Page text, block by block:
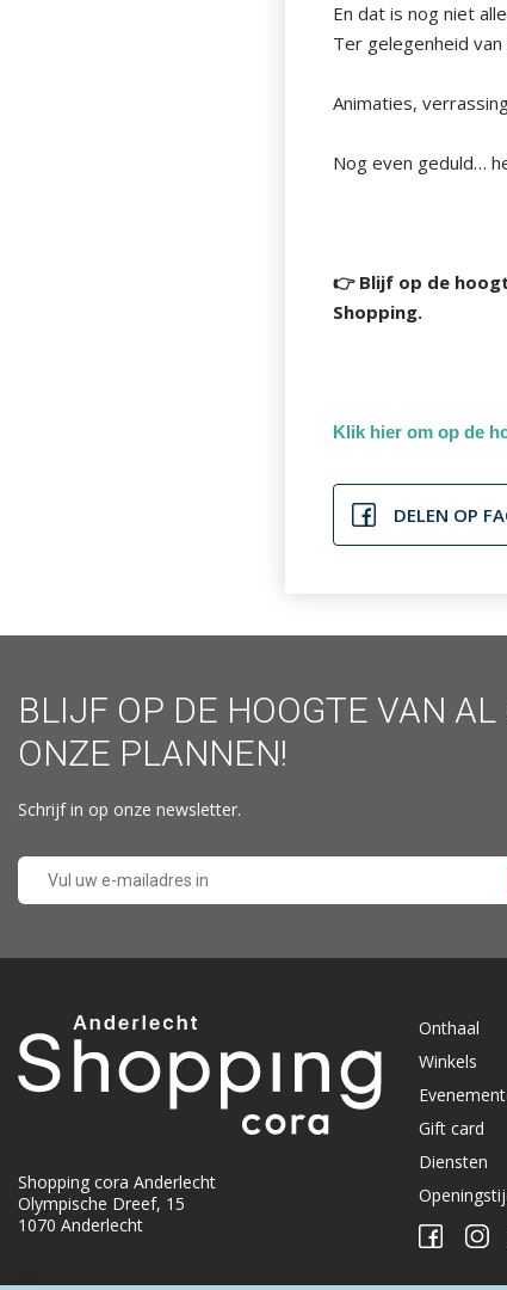
En dat is nog niet
Ter gelegenheid
Animaties,
Nog even geduld…
👉 Blijf op de
Shopping.
Klik hier om op de
DELEN OP
BLIJF OP DE HOOGTE VAN
ONZE PLANNEN!
Schrijf in op onze newsletter.
Shopping cora Anderlecht
Olympische Dreef, 15
1070 Anderlecht
Onthaal
Winkels
Gift card
Diensten